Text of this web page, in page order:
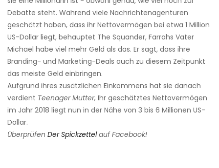
Debatte steht. Während viele Nachrichtenagenturen
geschätzt haben, dass ihr Nettovermögen bei etwa 1 Million
US-Dollar liegt, behauptet The Squander, Farrahs Vater
Michael habe viel mehr Geld als das. Er sagt, dass ihre
Branding- und Marketing-Deals auch zu diesem Zeitpunkt
das meiste Geld einbringen.
Aufgrund ihres zusätzlichen Einkommens hat sie danach
verdient Teenager Mutter, Ihr geschätztes Nettovermögen
im Jahr 2018 liegt nun in der Nähe von 3 bis 6 Millionen US-
Dollar.
Überprüfen Der Spickzettelauf Facebook!